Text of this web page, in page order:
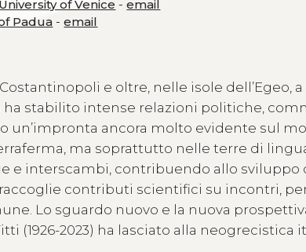
of Venice -email
Padua -email
e oltre, nelle isole dell’Egeo,
ha stabilito intense relazioni politiche,
un’impronta ancora molto evidente sul
ma soprattutto nelle terre di
e interscambi, contribuendo allo sviluppo
contributi scientifici su incontri,
Lo sguardo nuovo e la nuova
(1926-2023) ha lasciato alla neogrecistica